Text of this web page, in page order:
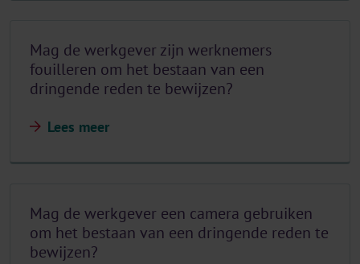
Mag de werkgever zijn werknemers
fouilleren om het bestaan van een
dringende reden te bewijzen?
Lees meer
Mag de werkgever een camera gebruiken
om het bestaan van een dringende reden te
bewijzen?